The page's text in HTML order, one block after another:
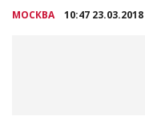
МОСКВА 10:47 23.03.2018